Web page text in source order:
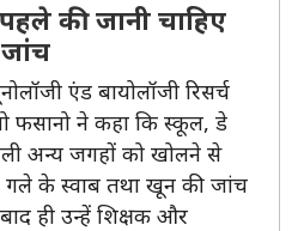
की जानी चाहिए
एंड बायोलॉजी रिसर्च
फसानो ने कहा कि स्कूल, डे
अन्य जगहों को खोलने से
के स्वाब तथा खून की जांच
ही उन्हें शिक्षक और